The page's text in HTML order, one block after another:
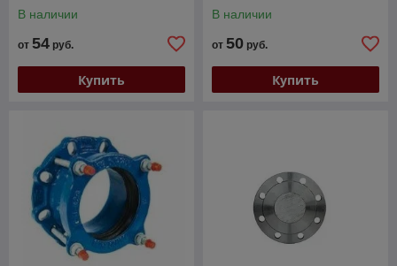
В наличии
от 54 руб.
Купить
В наличии
от 50 руб.
Купить